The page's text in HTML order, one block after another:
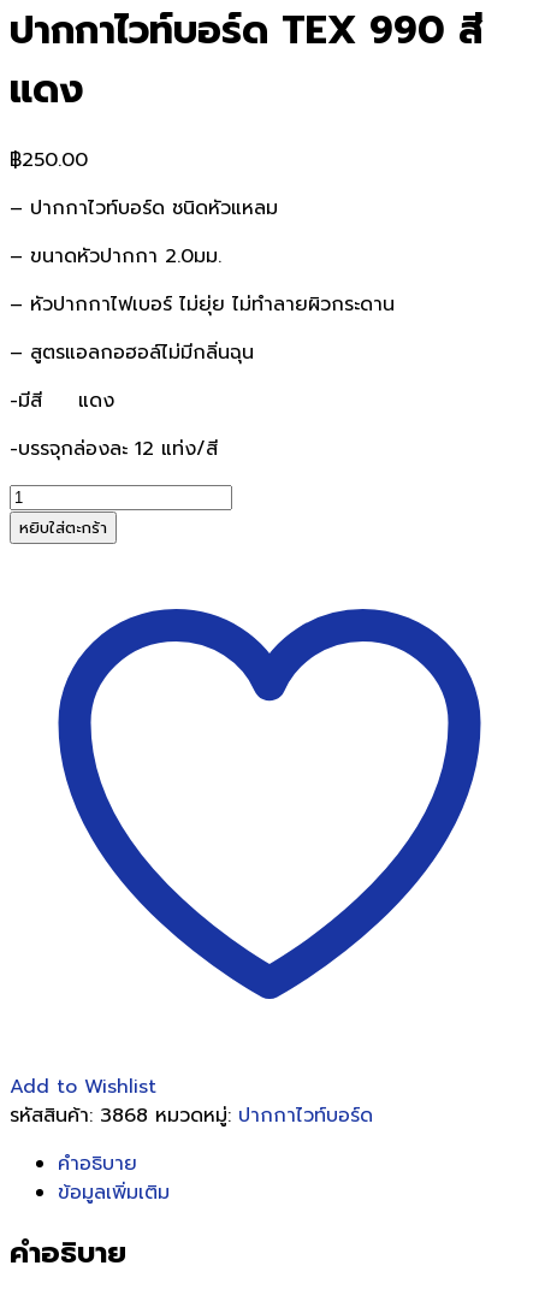
ปากกาไวท์บอร์ด TEX 990 สี
แดง
฿250.00
– ปากกาไวท์บอร์ด ชนิดหัวแหลม
– ขนาดหัวปากกา 2.0มม.
– หัวปากกาไฟเบอร์ ไม่ยุ่ย ไม่ทำลายผิวกระดาน
– สูตรแอลกอฮอล์ไม่มีกลิ่นฉุน
-มีสี แดง
-บรรจุกล่องละ 12 แท่ง/สี
จำนวน
ปากกา
ไวท์
หยิบใส่ตะกร้า
Add to Wishlist
รหัสสินค้า: 3868 หมวดหมู่: ปากกาไวท์บอร์ด
คำอธิบาย
ข้อมูลเพิ่มเติม
คำอธิบาย